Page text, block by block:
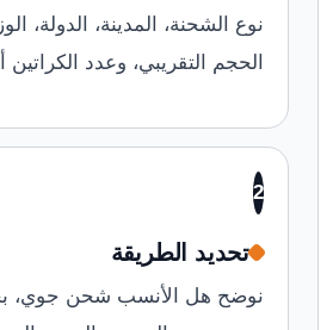
نوع الشحنة، المدينة، الدولة،
الحجم التقريبي، وعدد الكراتين
2
تحديد الطريقة
نوضح هل الأنسب شحن جوي،